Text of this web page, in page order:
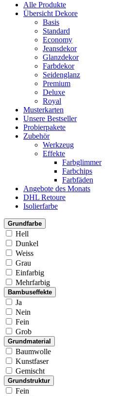
Alle Produkte
Übersicht Dekore
Basis
Standard
Economy
Jeansdekor
Glanzdekor
Farbdekor
Seidenglanz
Premium
Deluxe
Royal
Musterkarten
Unsere Bestseller
Probierpakete
Zubehör
Werkzeug
Effekte
Farbglimmer
Farbchips
Farbfäden
Angebote des Monats
DHL Retoure
Isolierfarbe
Grundfarbe
Hell
Dunkel
Weiss
Grau
Einfarbig
Mehrfarbig
Bambuseffekte
Ja
Nein
Fein
Grob
Grundmaterial
Baumwolle
Kunstfaser
Gemischt
Grundstruktur
Fein